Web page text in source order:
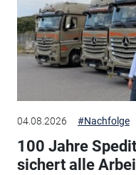
04.08.2026 #Nachfolge
100 Jahre
sichert alle